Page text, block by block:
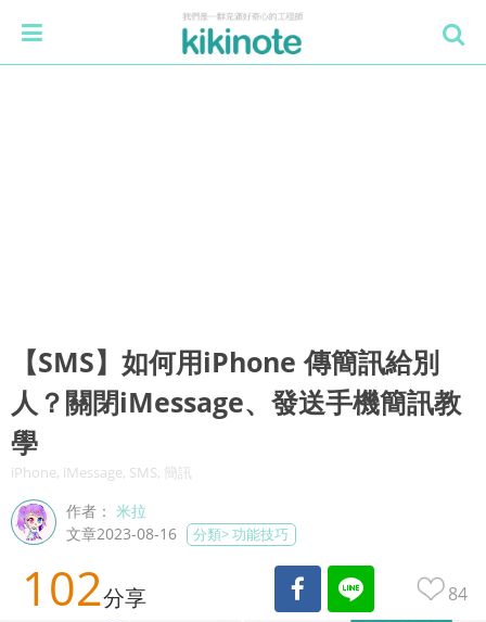
【SMS】如何用iPhone 傳簡訊給別
人？關閉iMessage、發送手機簡訊教
學
iPhone, iMessage, SMS, 簡訊
作者：米拉
文章2023-08-16
分類>功能技巧
102分享 84